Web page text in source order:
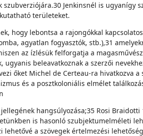
Jenkinsnél is
területeket.
hogy lebontsa a rajongókkal
agyatlan fogyasztók, stb.),31
az ízlésük felforgatja a
ugyanis beleavatkoznak a szerzői
őket Michel de Certeau-ra hivatkozva
és a posztkoloniális elmélet
hangsúlyozása;35 Rosi
is hasonló szubjektumelméleti
a szövegek értelmezési